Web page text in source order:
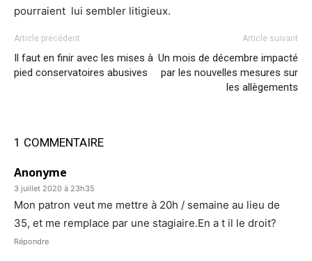
pourraient lui sembler litigieux.
Article précédent
Il faut en finir avec les mises à
pied conservatoires abusives
Article suivant
Un mois de décembre impacté
par les nouvelles mesures sur
les allègements
1 COMMENTAIRE
Anonyme
3 juillet 2020 à 23h35
Mon patron veut me mettre à 20h / semaine au lieu de
35, et me remplace par une stagiaire.En a t il le droit?
Répondre